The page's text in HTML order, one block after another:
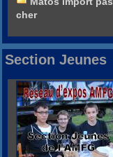
cher
Section Jeunes